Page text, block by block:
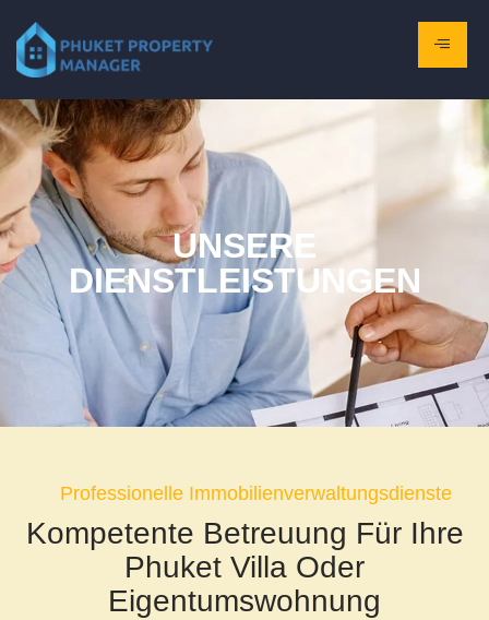
UNSERE
DIENSTLEISTUNGEN
Professionelle Immobilienverwaltungsdienste
Kompetente Betreuung Für Ihre
Phuket Villa Oder
Eigentumswohnung